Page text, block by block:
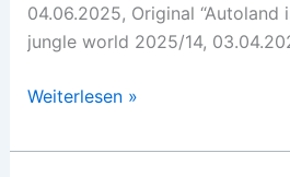
04.06.2025, Original “Autoland
jungle world 2025/14,
O
do
Weiterlesen »